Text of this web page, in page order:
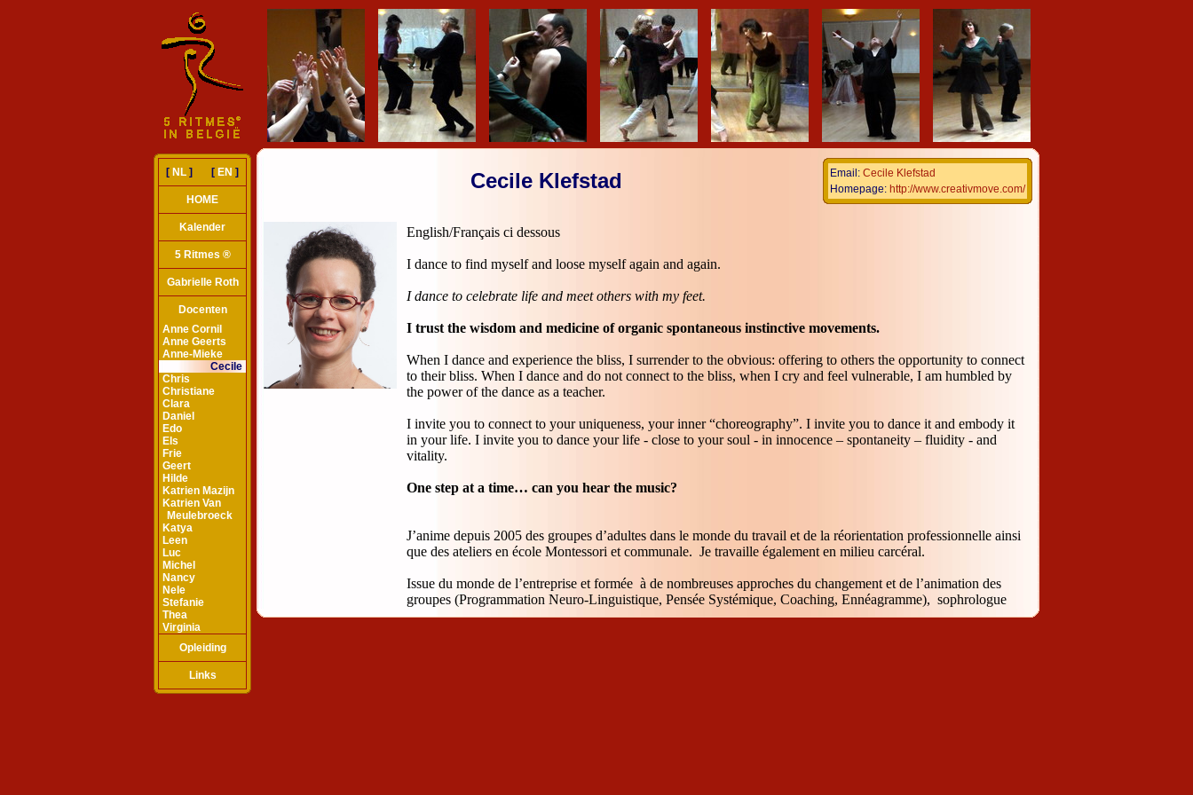
[ NL ] [ EN ]
HOME
Kalender
5 Ritmes ®
Gabrielle Roth
Docenten
Anne Cornil
Anne Geerts
Anne-Mieke
Cecile
Chris
Christiane
Clara
Daniel
Edo
Els
Frie
Geert
Hilde
Katrien Mazijn
Katrien Van
Meulebroeck
Katya
Leen
Luc
Michel
Nancy
Nele
Stefanie
Thea
Virginia
Opleiding
Links
Email: Cecile Klefstad
Homepage: http://www.creativmove.com/
Cecile Klefstad